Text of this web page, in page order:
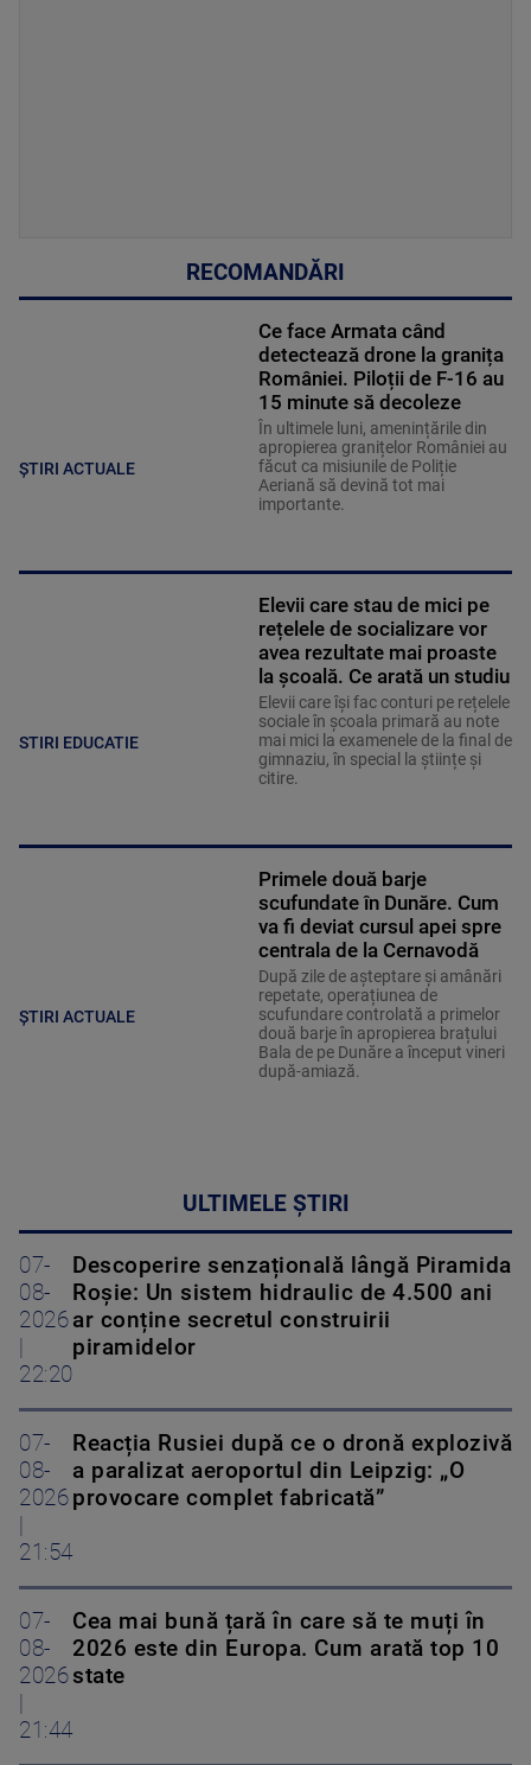
RECOMANDĂRI
ȘTIRI ACTUALE
Ce face Armata când
detectează drone la granița
României. Piloții de F-16 au
15 minute să decoleze
În ultimele luni, amenințările din
apropierea granițelor României au
făcut ca misiunile de Poliție
Aeriană să devină tot mai
importante.
STIRI EDUCATIE
Elevii care stau de mici pe
rețelele de socializare vor
avea rezultate mai proaste
la școală. Ce arată un studiu
Elevii care îşi fac conturi pe rețelele
sociale în școala primară au note
mai mici la examenele de la final de
gimnaziu, în special la științe și
citire.
ȘTIRI ACTUALE
Primele două barje
scufundate în Dunăre. Cum
va fi deviat cursul apei spre
centrala de la Cernavodă
După zile de așteptare și amânări
repetate, operațiunea de
scufundare controlată a primelor
două barje în apropierea brațului
Bala de pe Dunăre a început vineri
după-amiază.
ULTIMELE ȘTIRI
07-
08-
2026
22:20
Descoperire senzațională lângă Piramida
Roșie: Un sistem hidraulic de 4.500 ani
ar conține secretul construirii
piramidelor
07-
08-
2026
21:54
Reacția Rusiei după ce o dronă explozivă
a paralizat aeroportul din Leipzig: „O
provocare complet fabricată”
07-
08-
2026
21:44
Cea mai bună țară în care să te muți în
2026 este din Europa. Cum arată top 10
state